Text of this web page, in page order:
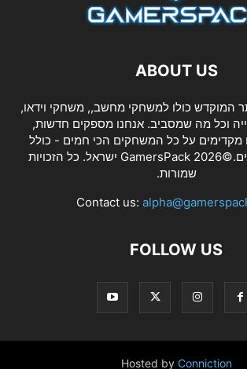
ABOUT US
המוקדש כולו למשחקי מחשב,, משחקי וידאו,
וכל מה שמסביב. אנחנו מספקים חדשות,
מקדימים על כל המשחקים הכי חמים - כולל
משחקים ישראלים.©2026 GamersPack ישראל. כל הזכויות
שמורות.
Contact us:
FOLLOW US
Hosted by Conniction